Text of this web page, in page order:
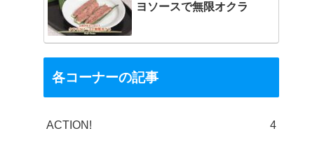
ヨソースで無限オクラ
各コーナーの記事
ACTION! 4